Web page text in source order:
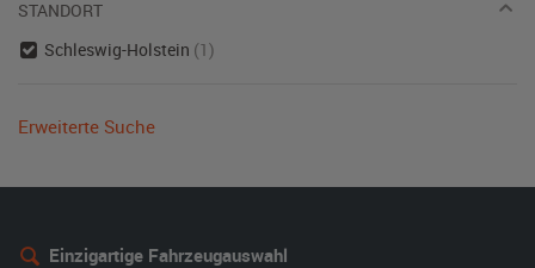
STANDORT
Schleswig-Holstein (1)
Erweiterte Suche
Einzigartige Fahrzeugauswahl